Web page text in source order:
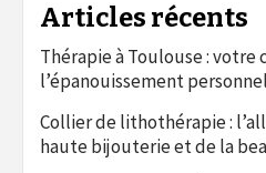
Articles récents
Thérapie à Toulouse : votre
l’épanouissement personnel
Collier de lithothérapie :
haute bijouterie et de la